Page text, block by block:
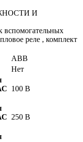
И
вспомогательных
реле , комплект
ABB
Нет
100 В
250 В